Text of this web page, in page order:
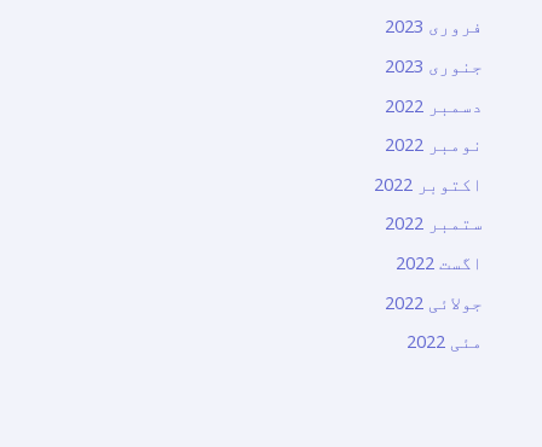
فروری 2023
جنوری 2023
دسمبر 2022
نومبر 2022
اکتوبر 2022
ستمبر 2022
اگست 2022
جولائی 2022
مئی 2022